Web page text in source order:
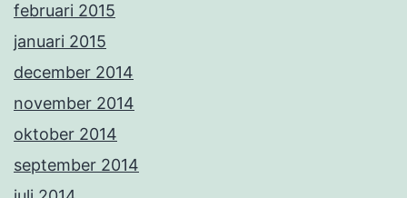
februari 2015
januari 2015
december 2014
november 2014
oktober 2014
september 2014